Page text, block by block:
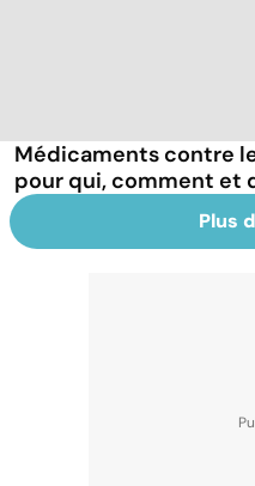
Médicaments contre
pour qui, comment et
Plus